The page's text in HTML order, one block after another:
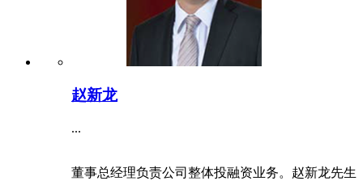
赵新龙
...
董事总经理负责公司整体投融资业务。赵新龙先生